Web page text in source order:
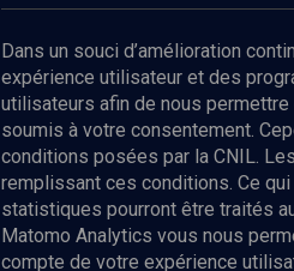
Nos Chaines
Dans un souci d’amélioration
expérience utilisateur et des
utilisateurs afin de nous
soumis à votre consentement.
conditions posées par la CNIL.
remplissant ces conditions. Ce
statistiques pourront être traités
Matomo Analytics vous nous
compte de votre expérience